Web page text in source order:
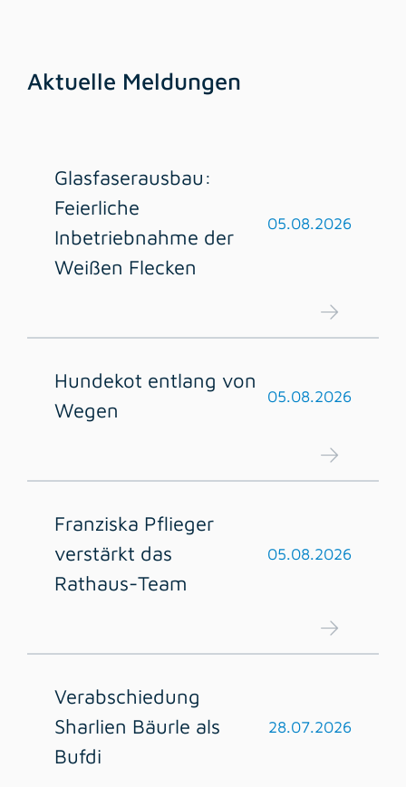
Aktuelle Meldungen
05.08.2026
Glasfaserausbau:
Feierliche
Inbetriebnahme der
Weißen Flecken
05.08.2026
Hundekot entlang von
Wegen
05.08.2026
Franziska Pflieger
verstärkt das
Rathaus-Team
28.07.2026
Verabschiedung
Sharlien Bäurle als
Bufdi